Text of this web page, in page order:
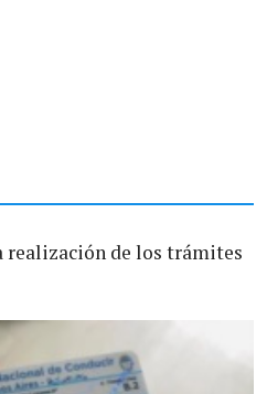
de los trámites